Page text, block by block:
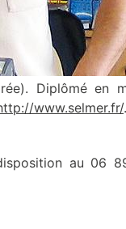
Diplômé en
www.selmer.fr/.
au 06